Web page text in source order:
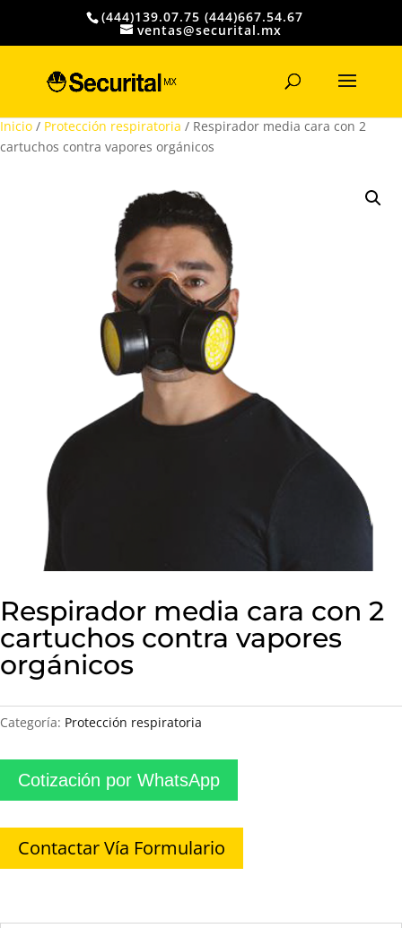
(444)139.07.75 (444)667.54.67
ventas@securital.mx
productos
Inicio / Protección respiratoria / Respirador media cara con 2
cartuchos contra vapores orgánicos
Respirador media cara con 2
cartuchos contra vapores
orgánicos
Categoría: Protección respiratoria
Cotización por WhatsApp
Contactar Vía Formulario